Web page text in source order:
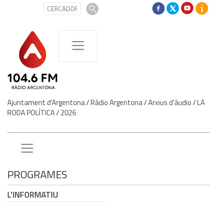
Ajuntament d'Argentona/Ràdio Argentona/Arxius d'àudio/LA
RODA POLÍTICA/2026
PROGRAMES
L'INFORMATIU